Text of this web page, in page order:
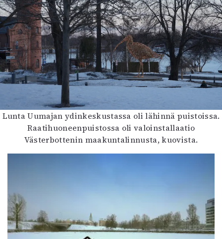
Lunta Uumajan ydinkeskustassa oli lähinnä puistoissa.
Raatihuoneenpuistossa oli valoinstallaatio
Västerbottenin maakuntalinnusta, kuovista.